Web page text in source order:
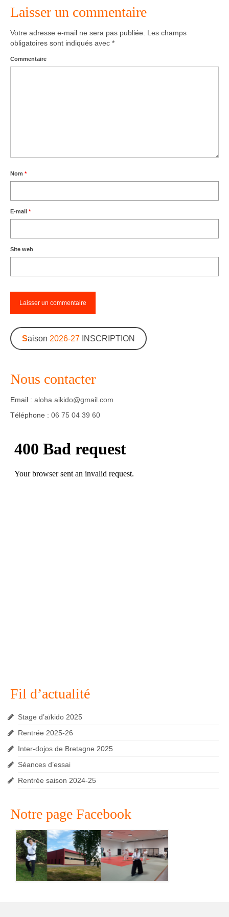
Agenda – Inscription
Inscription en ligne
Communication
Laisser un commentaire
Votre adresse e-mail ne sera pas publiée.
Les champs
obligatoires sont indiqués avec *
Commentaire
Nom *
E-mail *
Site web
Saison 2026-27INSCRIPTION
Nous contacter
Email : aloha.aikido@gmail.com
Téléphone : 06 75 04 39 60
Fil d’actualité
Stage d’aïkido 2025
Rentrée 2025-26
Inter-dojos de Bretagne 2025
Séances d’essai
Rentrée saison 2024-25
Notre page Facebook